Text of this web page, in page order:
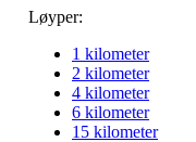
Løyper:
1 kilometer
2 kilometer
4 kilometer
6 kilometer
15 kilometer